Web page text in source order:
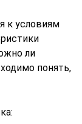
к условиям
ли
понять,